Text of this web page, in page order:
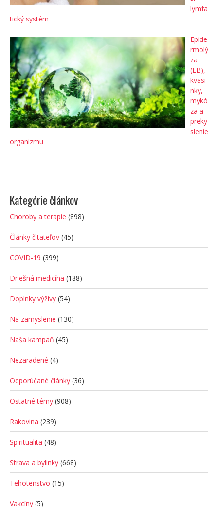
lymfa
tický systém
Epide
rmolý
za
(EB),
kvasi
nky,
mykó
za a
preky
slenie
organizmu
Kategórie článkov
Choroby a terapie (898)
Články čitateľov (45)
COVID-19 (399)
Dnešná medicína (188)
Doplnky výživy (54)
Na zamyslenie (130)
Naša kampaň (45)
Nezaradené (4)
Odporúčané články (36)
Ostatné témy (908)
Rakovina (239)
Spiritualita (48)
Strava a bylinky (668)
Tehotenstvo (15)
Vakcíny (5)